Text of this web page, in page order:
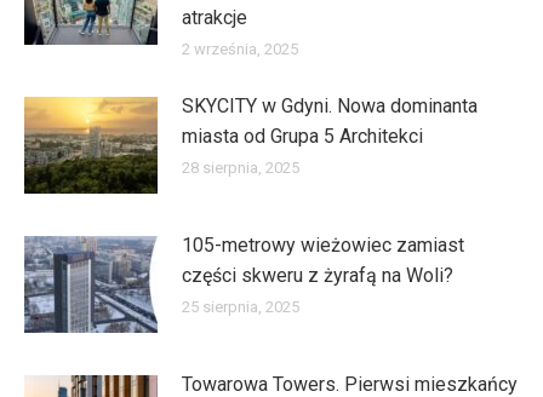
atrakcje
2 września, 2025
SKYCITY w Gdyni. Nowa dominanta
miasta od Grupa 5 Architekci
28 sierpnia, 2025
105-metrowy wieżowiec zamiast
części skweru z żyrafą na Woli?
25 sierpnia, 2025
Towarowa Towers. Pierwsi mieszkańcy